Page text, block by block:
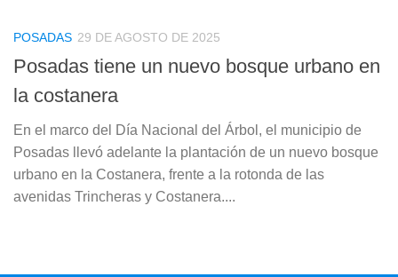
POSADAS 29 DE AGOSTO DE 2025
Posadas tiene un nuevo bosque urbano en
la costanera
En el marco del Día Nacional del Árbol, el municipio de
Posadas llevó adelante la plantación de un nuevo bosque
urbano en la Costanera, frente a la rotonda de las
avenidas Trincheras y Costanera....